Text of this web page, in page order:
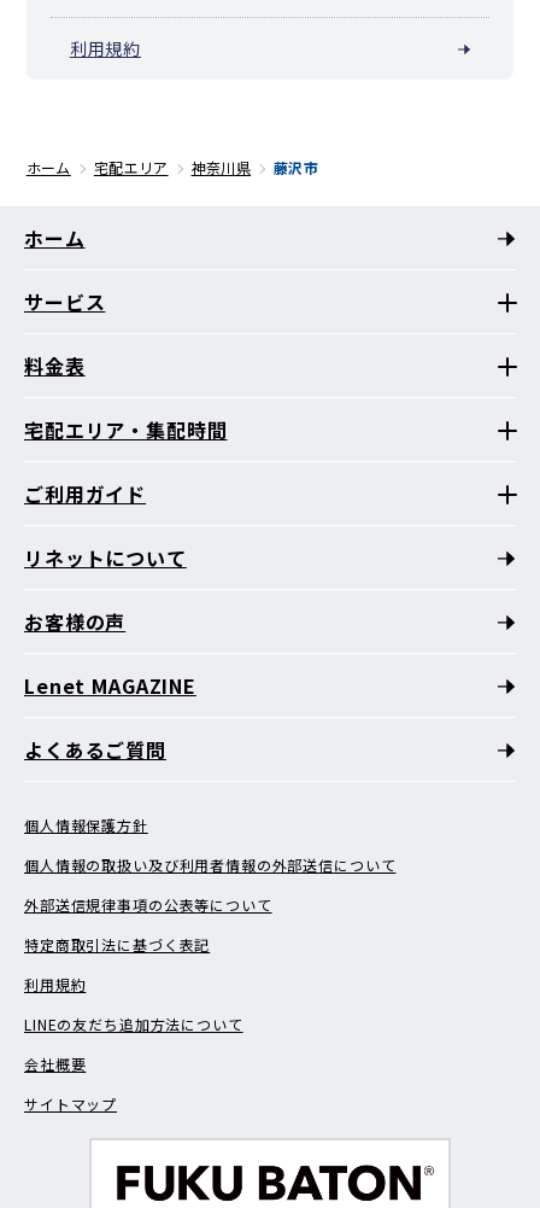
利用規約
ホーム 宅配エリア 神奈川県 藤沢市
ホーム
サービス
料金表
宅配エリア・集配時間
ご利用ガイド
リネットについて
お客様の声
Lenet MAGAZINE
よくあるご質問
個人情報保護方針
個人情報の取扱い及び利用者情報の外部送信について
外部送信規律事項の公表等について
特定商取引法に基づく表記
利用規約
LINEの友だち追加方法について
会社概要
サイトマップ